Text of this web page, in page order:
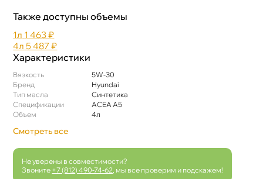
Также доступны объемы
1л 1 463 ₽
4л 5 487 ₽
Характеристики
язкость
5W-30
Бренд
Hyundai
Тип масла
Синтетика
Спецификации
ACEA A5
Объем
4л
Смотреть все
Не уверены в совместимости?
Звоните +7 (812) 490-74-62 , мы все проверим и подскажем!